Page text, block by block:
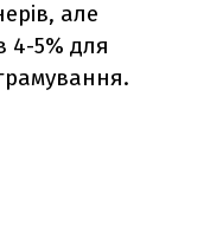
але
4-5% для